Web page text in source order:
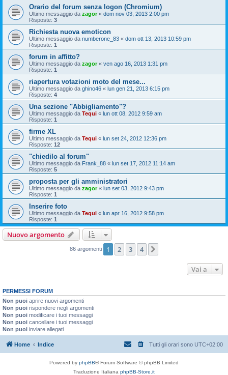
Orario del forum senza logon (Chromium)
Ultimo messaggio da zagor« dom nov 03, 2013 2:00 pm
Risposte: 3
Richiesta nuova emoticon
Ultimo messaggio da numberone_83 « dom ott 13, 2013 10:59 pm
Risposte: 1
forum in affitto?
Ultimo messaggio da zagor« ven ago 16, 2013 1:31 pm
Risposte: 1
riapertura votazioni moto del mese...
Ultimo messaggio da ghino46 « lun gen 21, 2013 6:15 pm
Risposte: 4
Una sezione "Abbigliamento"?
Ultimo messaggio da Tequi « lun ott 08, 2012 9:59 am
Risposte: 1
firme XL
Ultimo messaggio da Tequi « lun set 24, 2012 12:36 pm
Risposte: 12
"chiedilo al forum"
Ultimo messaggio da Frank_88 « lun set 17, 2012 11:14 am
Risposte: 5
proposta per gli amministratori
Ultimo messaggio da zagor« lun set 03, 2012 9:43 pm
Risposte: 1
Inserire foto
Ultimo messaggio da Tequi « lun apr 16, 2012 9:58 pm
Risposte: 1
Nuovo argomento
86 argomenti 1 2 3 4
Vai a
PERMESSI FORUM
Non puoi aprire nuovi argomenti
Non puoi rispondere negli argomenti
Non puoi modificare i tuoi messaggi
Non puoi cancellare i tuoi messaggi
Non puoi inviare allegati
Home Indice Tutti gli orari sono UTC+02:00
Powered by phpBB® Forum Software © phpBB Limited
Traduzione Italiana phpBB-Store.it